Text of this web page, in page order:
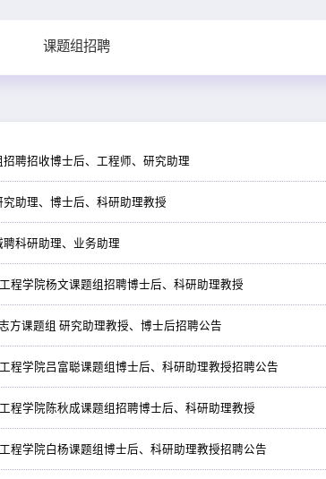
课题组招聘
聘招收博士后、工程师、研究助理
助理、博士后、科研助理教授
科研助理、业务助理
程学院杨文课题组招聘博士后、科研助理教授
方课题组 研究助理教授、博士后招聘公告
程学院吕富聪课题组博士后、科研助理教授招聘公告
程学院陈秋成课题组招聘博士后、科研助理教授
程学院白杨课题组博士后、科研助理教授招聘公告